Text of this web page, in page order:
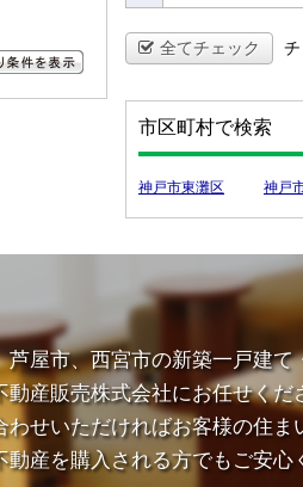
全てチェック
市区町村で検索
神戸市東灘区 神戸
芦屋市、西宮市の新築一戸建
動産販売株式会社にお任せくだ
わせいただければお客様の住
動産を購入される方でもご安心